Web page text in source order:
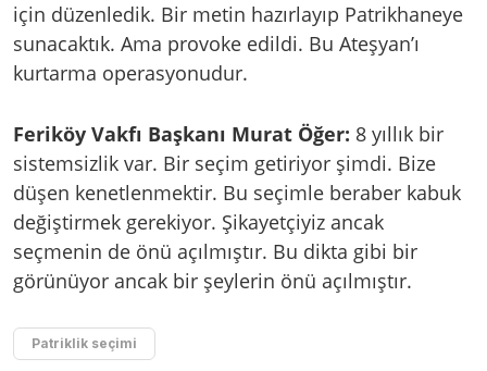
için düzenledik. Bir metin hazırlayıp Patrikhaneye
sunacaktık. Ama provoke edildi. Bu Ateşyan’ı
kurtarma operasyonudur.
Feriköy Vakfı Başkanı Murat Öğer: 8 yıllık bir
sistemsizlik var. Bir seçim getiriyor şimdi. Bize
düşen kenetlenmektir. Bu seçimle beraber kabuk
değiştirmek gerekiyor. Şikayetçiyiz ancak
seçmenin de önü açılmıştır. Bu dikta gibi bir
görünüyor ancak bir şeylerin önü açılmıştır.
Patriklik seçimi